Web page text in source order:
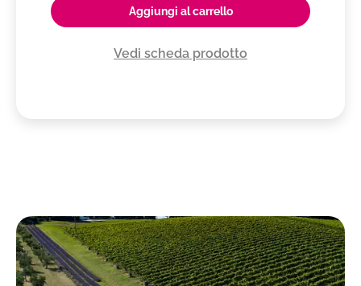
Aggiungi al carrello
Vedi scheda prodotto